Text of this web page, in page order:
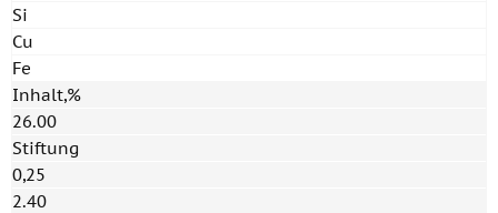
Si
Cu
Fe
Inhalt,%
26.00
Stiftung
0,25
2.40